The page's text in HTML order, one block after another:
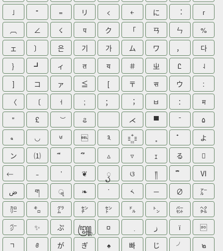
˩
⁼ = リ < ￩ に ︓
г
︹
∠ ☇ प ク 「 ㄢ ㄣ
%
ェ
〕 은 기 가 ム ワ ，
다
}
┛ ィ त य ＃ ㄓ Ꮭ
˨
]
コ ァ ≦ [ 〒 स ウ
:
〈
〔 ˧ ; ； ︔ ㅂ ∶
म
"
£ ଌ ⋌ ▀ ¯
۵
◡
༦  ༣
よ
ン
⑴ ▵ ▿ ｪ る

❦
ꦽ ଓ ༎
Ⅵ
ض
ག ॣ ❧ ˙ ༨ － ∅
㌃
㌍
㌔ ㌘ ㌢ ㌣ ㌦ ㌧ ㌫
㌶
㌻
✨ ぷ ꧅ ¤ ز ї

༅
が ぎ ♠ 빠 じ ╯
๒